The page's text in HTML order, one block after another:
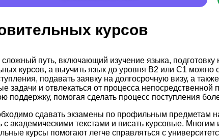
курсов
путь, включающий изучение языка,
курсов, а выучить язык до уровня B2 или C1
подавать заявку на долгосрочную визу, а
задачи и отвлекаться от процесса
поддержку, помогая сделать процесс поступления
сдавать экзамены по профильным предметам
академическими текстами и писать курсовые. Многим
курсы помогают легче справляться с